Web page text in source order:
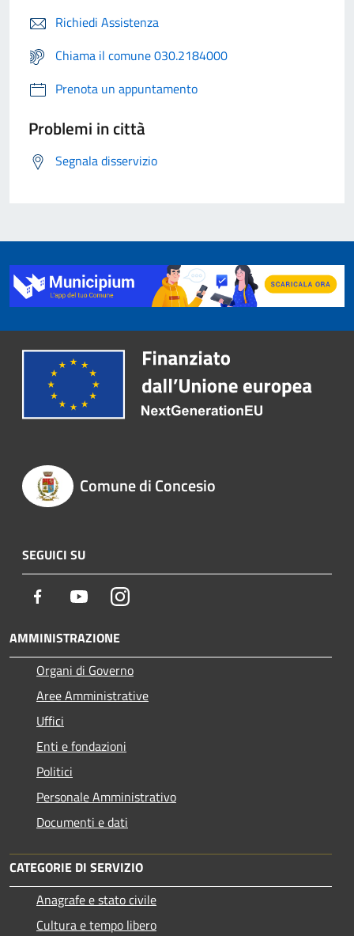
Richiedi Assistenza
Chiama il comune 030.2184000
Prenota un appuntamento
Problemi in città
Segnala disservizio
Comune di Concesio
SEGUICI SU
Facebook YoutubeInstagram
AMMINISTRAZIONE
Organi di Governo
Aree Amministrative
Uffici
Enti e fondazioni
Politici
Personale Amministrativo
Documenti e dati
CATEGORIE DI SERVIZIO
Anagrafe e stato civile
Cultura e tempo libero